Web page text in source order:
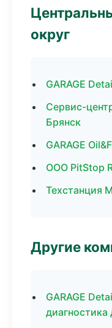
округ
GARAGE
Сервис-
Брянск
GARAGE
ООО PitStop
Техстанция
Другие
GARAGE